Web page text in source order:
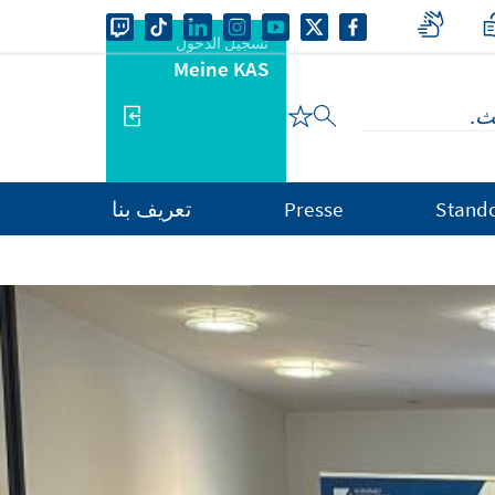
تسجيل الدخول
Meine KAS
Presse تعريف بنا